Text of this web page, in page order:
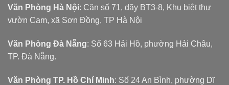
Văn Phòng Hà Nội: Căn số 71, dãy BT3-8, Khu biệt thự
vườn Cam, xã Sơn Đồng, TP Hà Nội
Văn Phòng Đà Nẵng: Số 63 Hải Hồ, phường Hải Châu,
TP. Đà Nẵng.
Văn Phòng TP. Hồ Chí Minh: Số 24 An Bình, phường Dĩ